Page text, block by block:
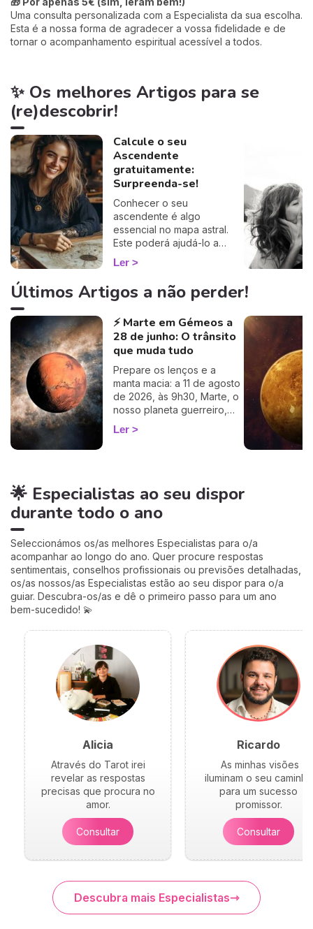
Uma consulta personalizada com a Especialista da sua escolha.
Esta é a nossa forma de agradecer a vossa fidelidade e de
tornar o acompanhamento espiritual acessível a todos.
✨ Os melhores Artigos para se
(re)descobrir!
Calcule o seu
Ascendente
gratuitamente:
Surpreenda-se!
Conhecer o seu
ascendente é algo
essencial no mapa astral.
Este poderá ajudá-lo a
compreender o porquê de
alguns comportamentos e
que imagem transmite aos
outros… Calcule o seu
descubra como este
influencia o seu Signo Solar
e as suas relações. É um
100%, apenas precisa de
ter a hora e o local do seu
nascimento.
Ler
Últimos Artigos a não perder!
⚡ Marte em Gémeos a
28 de junho: O trânsito
que muda tudo
Prepare os lenços e a
manta macia: a 11 de agosto
de 2026, às 9h30, Marte, o
nosso planeta guerreiro,
guarda a espada, deixa a
agitação mental de Gémeos
Muitos astrólogos
desprezam este trânsito por
o acharem «fraco»… mas eu
talvez um dos mais
profundamente humanos do
ano. Siga-me: o seu
coração vai perceber. 💛
Ler
🌟 Especialistas ao seu dispor
durante todo o ano
Seleccionámos os/as melhores Especialistas para o/a
acompanhar ao longo do ano. Quer procure respostas
sentimentais, conselhos profissionais ou previsões detalhadas,
os/as nossos/as Especialistas estão ao seu dispor para o/a
guiar. Descubra-os/as e dê o primeiro passo para um ano
bem-sucedido! 💫
Alicia
Através do Tarot irei
revelar as respostas
precisas que procura no
amor.
Consultar
Ricardo
As minhas visões
iluminam o seu caminho
para um sucesso
promissor.
Consultar
Descubra mais Especialistas